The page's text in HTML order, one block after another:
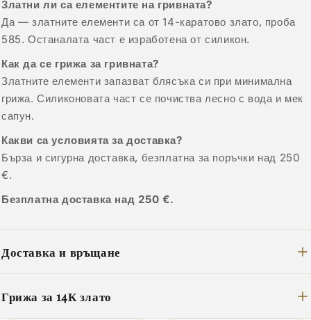
Златни ли са елементите на гривната?
Да — златните елементи са от 14-каратово злато, проба
585. Останалата част е изработена от силикон.
Как да се грижа за гривната?
Златните елементи запазват блясъка си при минимална
грижа. Силиконовата част се почиства лесно с вода и мек
сапун.
Какви са условията за доставка?
Бърза и сигурна доставка, безплатна за поръчки над 250
€.
Безплатна доставка над 250 €.
Доставка и връщане
Грижа за 14К злато